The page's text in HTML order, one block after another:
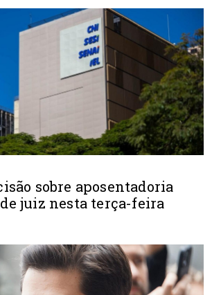
sobre aposentadoria
juiz nesta terça-feira